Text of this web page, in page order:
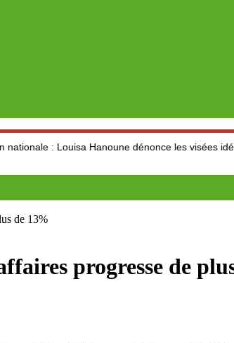
Hanoune dénonce les visées idéologiques au
de 13%
progresse de